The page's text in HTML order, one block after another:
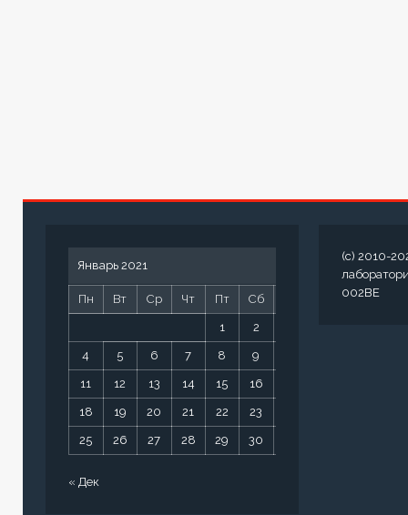
Январь 2021
Пн Вт Ср Чт Пт Сб
1 2
4 5 6 7 8 9
11 12 13 14 15 16
18 19 20 21 22 23
25 26 27 28 29 30
« Дек
(c) 2010-
002BE